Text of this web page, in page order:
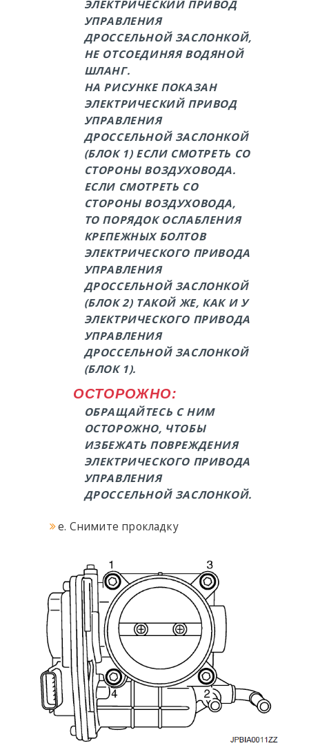
ЭЛЕКТРИЧЕСКИЙ ПРИВОД
УПРАВЛЕНИЯ
ДРОССЕЛЬНОЙ ЗАСЛОНКОЙ,
НЕ ОТСОЕДИНЯЯ ВОДЯНОЙ
ШЛАНГ.
НА РИСУНКЕ ПОКАЗАН
ЭЛЕКТРИЧЕСКИЙ ПРИВОД
УПРАВЛЕНИЯ
ДРОССЕЛЬНОЙ ЗАСЛОНКОЙ
(БЛОК 1) ЕСЛИ СМОТРЕТЬ СО
СТОРОНЫ ВОЗДУХОВОДА.
ЕСЛИ СМОТРЕТЬ СО
СТОРОНЫ ВОЗДУХОВОДА,
ТО ПОРЯДОК ОСЛАБЛЕНИЯ
КРЕПЕЖНЫХ БОЛТОВ
ЭЛЕКТРИЧЕСКОГО ПРИВОДА
УПРАВЛЕНИЯ
ДРОССЕЛЬНОЙ ЗАСЛОНКОЙ
(БЛОК 2) ТАКОЙ ЖЕ, КАК И У
ЭЛЕКТРИЧЕСКОГО ПРИВОДА
УПРАВЛЕНИЯ
ДРОССЕЛЬНОЙ ЗАСЛОНКОЙ
(БЛОК 1).
ОСТОРОЖНО:
ОБРАЩАЙТЕСЬ С НИМ
ОСТОРОЖНО, ЧТОБЫ
ИЗБЕЖАТЬ ПОВРЕЖДЕНИЯ
ЭЛЕКТРИЧЕСКОГО ПРИВОДА
УПРАВЛЕНИЯ
ДРОССЕЛЬНОЙ ЗАСЛОНКОЙ.
e. Снимите прокладку